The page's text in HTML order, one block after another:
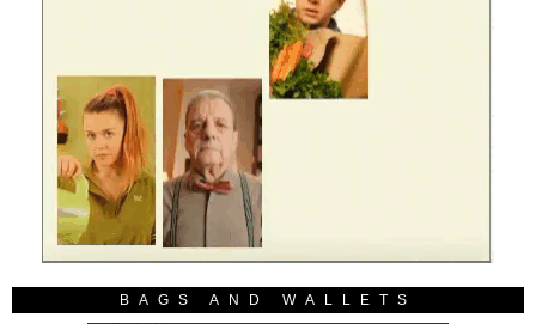
BAGS AND WALLETS